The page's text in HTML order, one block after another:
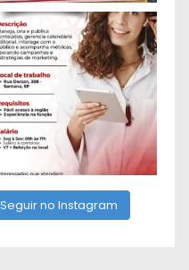
Seguir no Instagram